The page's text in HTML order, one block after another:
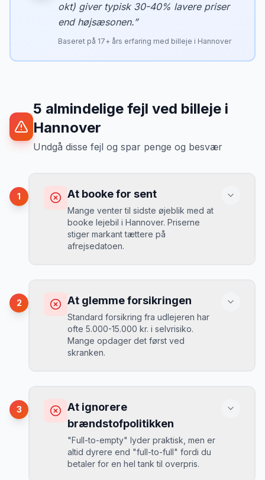
okt) giver typisk 30-40% lavere priser
end højsæsonen.”
Baseret på 17+ års erfaring med billeje i Hannover
5 almindelige fejl ved billeje i
Hannover
Undgå disse fejl og spar penge og besvær
1 At booke for sent
Mange venter til sidste øjeblik med at
booke lejebil i Hannover. Priserne
stiger markant tættere på
afrejsedatoen.
Du betaler 30-50% mere, og de bedste
biler er udsolgt.
Løsning
MJ
Mikkels erfaring
“I august 2024 så jeg priserne i
Hannover stige fra 189 kr/dag til 349
kr/dag på bare 2 uger. Book tidligt!
2 At glemme forsikringen
Standard forsikring fra udlejeren har
ofte 5.000-15.000 kr. i selvrisiko.
Mange opdager det først ved
skranken.
Ved selv en mindre skade kan du blive
opkrævet tusindvis af kroner.
Løsning
Book altid med fuld kaskoforsikring uden
3
At ignorere
brændstofpolitikken
"Full-to-empty" lyder praktisk, men er
altid dyrere end "full-to-full" fordi du
betaler for en hel tank til overpris.